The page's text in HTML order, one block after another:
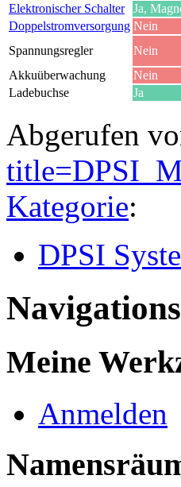
Elektronischer Schalter Ja,
Doppelstromversorgung Nein
Spannungsregler
Nein
Akkuüberwachung
Nein
Ladebuchse
Ja
Abgerufen
Kategorie:
DPSI
Meine
Anmelden